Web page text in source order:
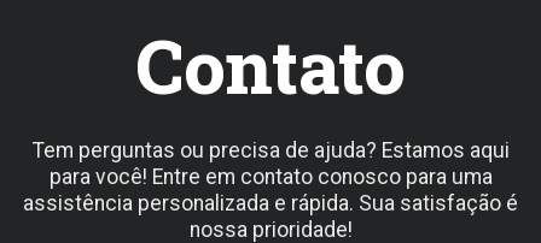
Contato
Tem perguntas ou precisa de ajuda? Estamos aqui
para você! Entre em contato conosco para uma
assistência personalizada e rápida. Sua satisfação é
nossa prioridade!